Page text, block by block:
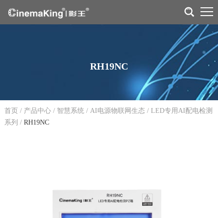
RH19NC
首页 / 产品中心/ 智慧系统/ AI电源物联网生态/ LED专用AI配电检测
系列 / RH19NC